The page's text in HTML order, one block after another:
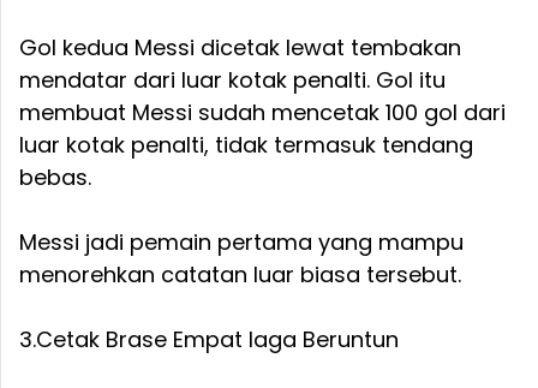
Gol kedua Messi dicetak lewat tembakan
mendatar dari luar kotak penalti. Gol itu
membuat Messi sudah mencetak 100 gol dari
luar kotak penalti, tidak termasuk tendang
bebas.
Messi jadi pemain pertama yang mampu
menorehkan catatan luar biasa tersebut.
3.Cetak Brase Empat laga Beruntun